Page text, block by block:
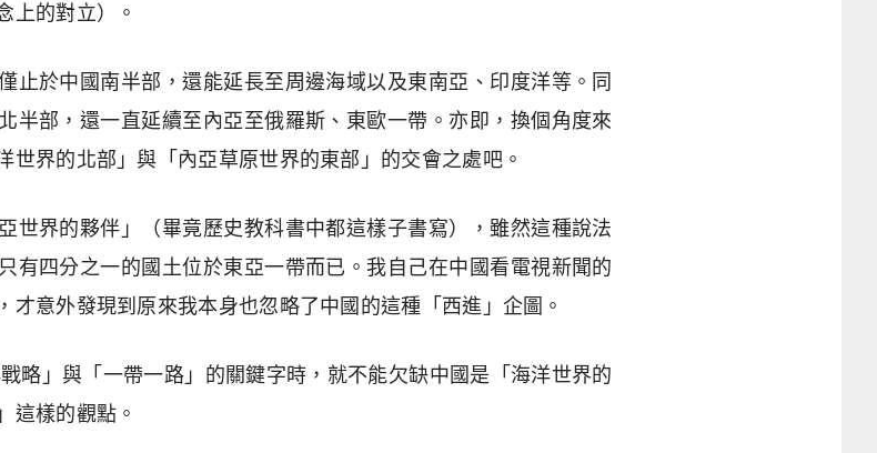
上的對立）。
止於中國南半部，還能延長至周邊海域以及東南亞、印度洋等。同
半部，還一直延續至內亞至俄羅斯、東歐一帶。亦即，換個角度來
界的北部」與「內亞草原世界的東部」的交會之處吧。
世界的夥伴」（畢竟歷史教科書中都這樣子書寫），雖然這種說法
有四分之一的國土位於東亞一帶而已。我自己在中國看電視新聞的
才意外發現到原來我本身也忽略了中國的這種「西進」企圖。
略」與「一帶一路」的關鍵字時，就不能欠缺中國是「海洋世界的
這樣的觀點。